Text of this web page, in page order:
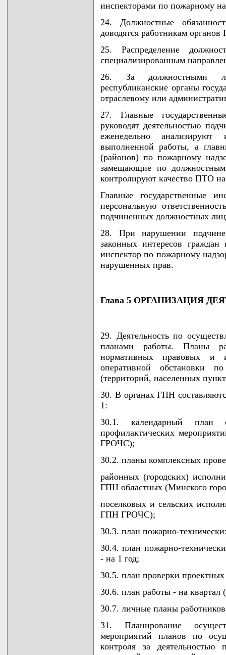
инспекторами по пожарному
24. Должностные
доводятся работникам
25. Распределение
специализированным
26. За должностными
республиканские органы
отраслевому или
27. Главные
руководят деятельностью
еженедельно
выполненной работы, а
(районов) по пожарному
замещающие по должностным
контролируют качество ПТО
Главные государственные
персональную
подчиненных должностных
28. При нарушении
законных интересов граждан
инспектор по пожарному
нарушенных прав.
Глава 5 ОРГАНИЗАЦИЯ
29. Деятельность по
планами работы. Планы
нормативных правовых и
оперативной обстановки
(территорий, населенных
30. В органах ГПН
1:
30.1. календарный план
профилактических
ГРОЧС);
30.2. планы комплексных
районных (городских)
ГПН областных (Минского
поселковых и сельских
ГПН ГРОЧС);
30.3. план пожарно-
30.4. план пожарно-
- на 1 год;
30.5. план проверки
30.6. план работы - на
30.7. личные планы
31. Планирование
мероприятий планов по
контроля за